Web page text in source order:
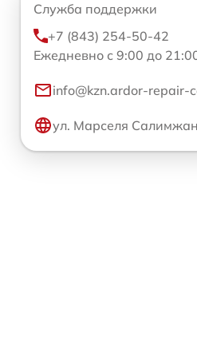
Служба поддержки
+7 (843) 254-50-42
Ежедневно с 9:00 до
info@kzn.ardor-repair-
ул. Марселя